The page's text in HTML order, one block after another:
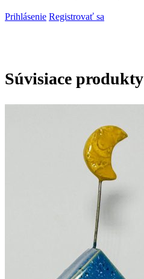
Prihlásenie Registrovať sa
Súvisiace produkty